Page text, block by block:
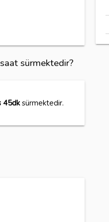
sürmektedir?
45dksürmektedir.